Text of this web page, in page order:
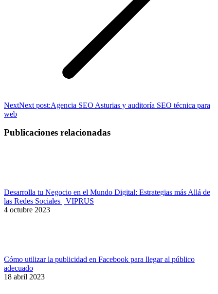
NextNext post:Agencia SEO Asturias y auditoría SEO técnica para
web
Publicaciones relacionadas
Desarrolla tu Negocio en el Mundo Digital: Estrategias más Allá de
las Redes Sociales | VIPRUS
4 octubre 2023
Cómo utilizar la publicidad en Facebook para llegar al público
adecuado
18 abril 2023